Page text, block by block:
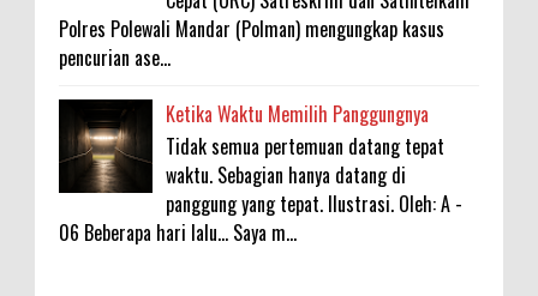
Polres Polewali Mandar (Polman) mengungkap kasus
pencurian ase...
Ketika Waktu Memilih Panggungnya
Tidak semua pertemuan datang tepat
waktu. Sebagian hanya datang di
panggung yang tepat. Ilustrasi. Oleh: A -
06 Beberapa hari lalu... Saya m...